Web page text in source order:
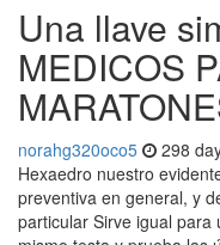
Una llave
MEDICOS
norahg320oco5 298
Hexaedro nuestro
preventiva en general, y
particular Sirve igual